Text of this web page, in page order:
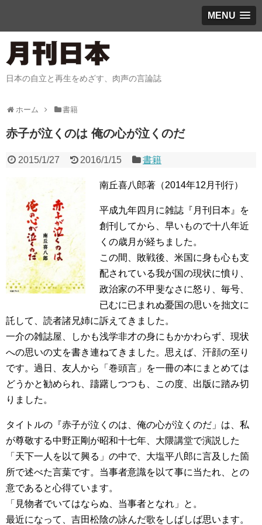
MENU
日本の自立と再生をめざす、肉声の言論誌
ホーム 書籍
赤子が泣くのは 俺の心が泣くのだ
2015/1/27 2016/1/15 書籍
南丘喜八郎著（2014年12月刊行）
平成九年四月に雑誌『月刊日本』を
創刊してから、早いもので十八年近
くの歳月が経ちました。
この間、敗戦後、米国に身も心も支
配されている我が国の現状に憤り、
政治家の不甲斐なさに怒り、毎号、
已むに已まれぬ憂国の思いを拙文に
託して、読者諸兄姉に訴えてきました。
一介の雑誌屋、しかも浅学非才の身にもかかわらず、現状
への思いの丈を書き連ねてきました。思えば、汗顔の至り
です。過日、友人から「巻頭言」を一冊の本にまとめては
どうかと勧められ、躊躇しつつも、この度、出版に踏み切
りました。
タイトルの『赤子が泣くのは、俺の心が泣くのだ」は、私
が尊敬する中野正剛が昭和十七年、大隈講堂で演説した
「天下一人を以て興る」の中で、大塩平八郎に言及した箇
所で述べた言葉です。当事者意識を以て事に当たれ、との
意であると心得ています。
「見物者でいてはならぬ、当事者となれ」と。
最近になって、吉田松陰の詠んだ歌をしばしば思います。